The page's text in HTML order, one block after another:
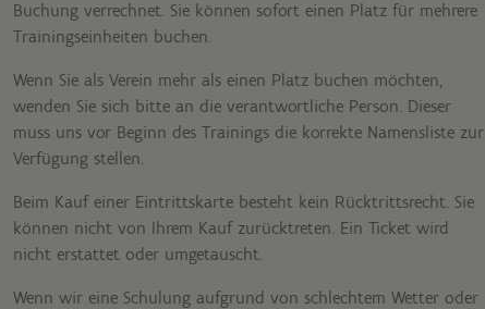
Buchung verrechnet. Sie können sofort einen Platz für mehrere
Trainingseinheiten buchen.
Wenn Sie als Verein mehr als einen Platz buchen möchten,
wenden Sie sich bitte an die verantwortliche Person. Dieser
muss uns vor Beginn des Trainings die korrekte Namensliste zur
Verfügung stellen.
Beim Kauf einer Eintrittskarte besteht kein Rücktrittsrecht. Sie
können nicht von Ihrem Kauf zurücktreten. Ein Ticket wird
nicht erstattet oder umgetauscht.
Wenn wir eine Schulung aufgrund von schlechtem Wetter oder